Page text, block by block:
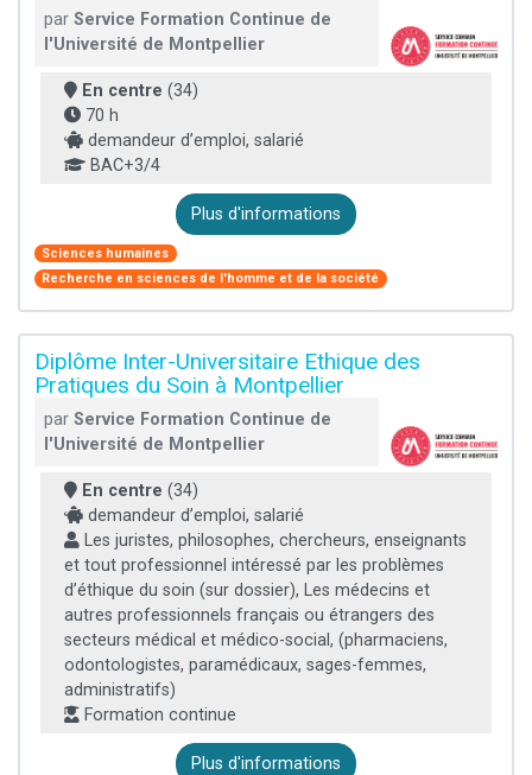
par Service Formation Continue de
l'Université de Montpellier
En centre (34)
70 h
demandeur d’emploi, salarié
BAC+3/4
Plus d'informations
Sciences humaines
Recherche en sciences de l'homme et de la société
Diplôme Inter-Universitaire Ethique des
Pratiques du Soin à Montpellier
par Service Formation Continue de
l'Université de Montpellier
En centre (34)
demandeur d’emploi, salarié
Les juristes, philosophes, chercheurs, enseignants
et tout professionnel intéressé par les problèmes
d’éthique du soin (sur dossier), Les médecins et
autres professionnels français ou étrangers des
secteurs médical et médico-social, (pharmaciens,
odontologistes, paramédicaux, sages-femmes,
administratifs)
Formation continue
Plus d'informations